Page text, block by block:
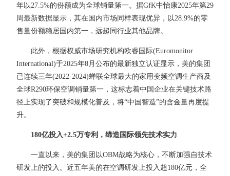
年以27.5%的份额成为全球销量第一。据GfK中怡康2025年第29
周最新数据显示，其在国内市场同样表现优异，以28.9%的零
售量份额稳居国内第一，远超同行业其他品牌。
此外，根据权威市场研究机构欧睿国际(Euromonitor
International)于2025年8月公布的最新独立认证显示，美的集团
已连续三年(2022-2024)蝉联全球最大的家用变频空调生产商及
全球R290环保空调销量第一，这标志着中国企业在关键技术路
径上实现了突破和规模化普及，将“中国智造”的含金量再度提
升。
180亿投入+2.5万专利，缔造国际领先技术实力
一直以来，美的集团以OBM战略为核心，不断加强自技术
研发上的投入。近五年美的在空调研发上投入超180亿元，全